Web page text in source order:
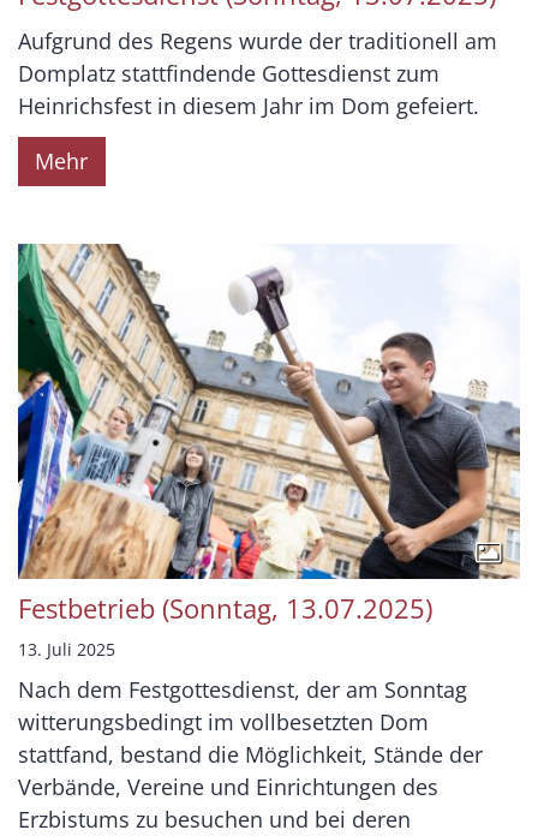
Aufgrund des Regens wurde der traditionell am
Domplatz stattfindende Gottesdienst zum
Heinrichsfest in diesem Jahr im Dom gefeiert.
Mehr
Festbetrieb (Sonntag, 13.07.2025)
13. Juli 2025
Nach dem Festgottesdienst, der am Sonntag
witterungsbedingt im vollbesetzten Dom
stattfand, bestand die Möglichkeit, Stände der
Verbände, Vereine und Einrichtungen des
Erzbistums zu besuchen und bei deren